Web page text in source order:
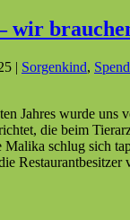
wir
| Sorgenkind,
Jahres wurde uns
die beim
Malika schlug sich
Restaurantbesitzer